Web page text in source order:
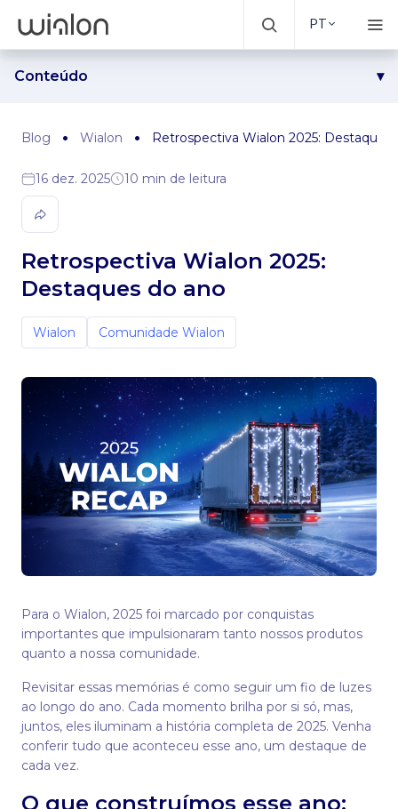
PT
Conteúdo
Em movimento pelo mundo: feiras, conferências e
Conquistas e reconhecimento
Liderando junto com a nossa comunidade
Nossas ferramentas para o seu crescimento
Os próximos passos, juntos.
Blog Wialon Retrospectiva Wialon 2025: Destaques
16 dez. 2025 10 min de leitura
Retrospectiva Wialon 2025:
Destaques do ano
Wialon Comunidade Wialon
Para o Wialon, 2025 foi marcado por conquistas
importantes que impulsionaram tanto nossos produtos
quanto a nossa comunidade.
Revisitar essas memórias é como seguir um fio de luzes
ao longo do ano. Cada momento brilha por si só, mas,
juntos, eles iluminam a história completa de 2025. Venha
conferir tudo que aconteceu esse ano, um destaque de
cada vez.
O que construímos esse ano: